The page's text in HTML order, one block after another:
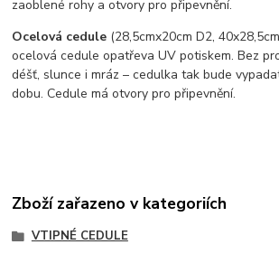
zaoblené rohy a otvory pro připevnění.
Ocelová cedule (28,5cmx20cm D2,
ocelová cedule opatřeva UV potiskem. Bez
déšť, slunce i mráz – cedulka tak bude
dobu. Cedule má otvory pro připevnění.
Zboží zařazeno v kategoriích
VTIPNÉ CEDULE